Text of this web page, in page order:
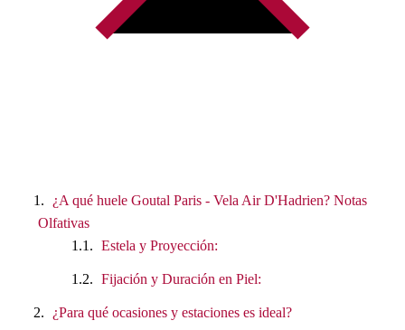
¿A qué huele Goutal Paris - Vela Air D'Hadrien? Notas
Olfativas
Estela y Proyección:
Fijación y Duración en Piel:
¿Para qué ocasiones y estaciones es ideal?